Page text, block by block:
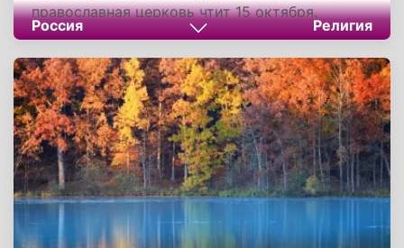
православная церковь чтит 15 октября.
Святой Киприан был язычником, родом из
Антиохии. Еще в раннем детстве он был отдан
нечестивыми родителями в служение
языческим богам. С семи до тридцати лет
Киприан обучался в крупнейших центрах
язычества - на горе Олимп, в городах Аргосе
и Таврополе, в египетском городе Мемфисе и
в Вавилоне.
Россия Религия